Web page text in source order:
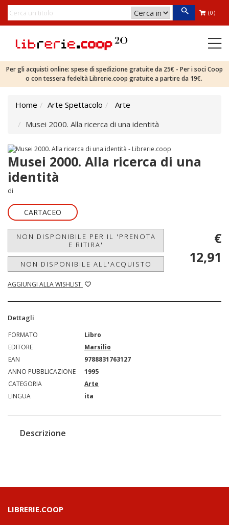
(0)
Per gli acquisti online: spese di spedizione gratuite da 25€ - Per i soci Coop
o con tessera fedeltà Librerie.coop gratuite a partire da 19€.
Home Arte Spettacolo
Arte
Musei 2000. Alla ricerca di una identità
Musei 2000. Alla ricerca di una
identità
di
CARTACEO
NON DISPONIBILE PER IL 'PRENOTA
E RITIRA'
NON DISPONIBILE ALL'ACQUISTO
AGGIUNGI ALLA WISHLIST
€
12,91
Dettagli
FORMATO
Libro
EDITORE
Marsilio
EAN
9788831763127
ANNO PUBBLICAZIONE
1995
CATEGORIA
Arte
LINGUA
ita
Descrizione
LIBRERIE.COOP